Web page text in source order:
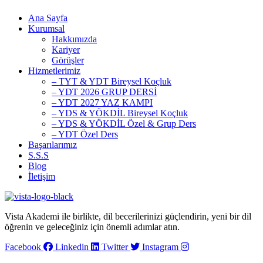
Ana Sayfa
Kurumsal
Hakkımızda
Kariyer
Görüşler
Hizmetlerimiz
– TYT & YDT Bireysel Koçluk
– YDT 2026 GRUP DERSİ
– YDT 2027 YAZ KAMPI
– YDS & YÖKDİL Bireysel Koçluk
– YDS & YÖKDİL Özel & Grup Ders
– YDT Özel Ders
Başarılarımız
S.S.S
Blog
İletişim
Vista Akademi ile birlikte, dil becerilerinizi güçlendirin, yeni bir dil
öğrenin ve geleceğiniz için önemli adımlar atın.
Facebook
Linkedin Twitter Instagram